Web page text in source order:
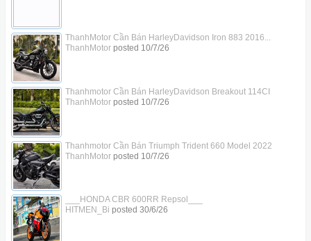
ThanhMotor Cần Bán HarleyDavidson Iron 883 2016...
ThanhMotorposted 10/7/26
Thanhmotor Cần Bán HarleyDavidson Breakout 114CI
ThanhMotorposted 10/7/26
Thanhmotor Cần Bán Triumph Trident 660 Model 2022
ThanhMotorposted 10/7/26
___HONDA CBR 600RR Repsol___
HITMEN_Bi posted 30/6/26